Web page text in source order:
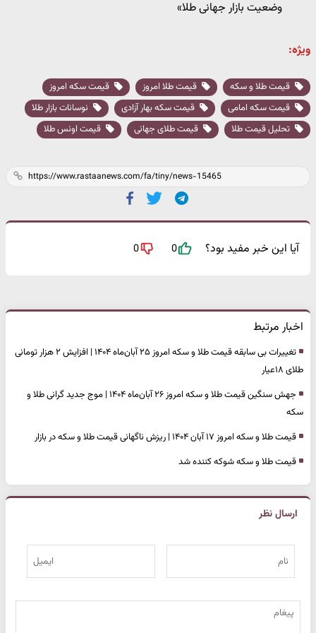
وضعیت بازار جهانی طلا»
ویژه:
قیمت طلا و سکه قیمت طلا امروز
قیمت سکه امروز
قیمت سکه امامی
قیمت سکه بهار آزادی
نوسانات بازار طلا
تحلیل قیمت طلا
قیمت طلای جهانی قیمت اونس طلا
آیا این خبر مفید بود؟ 0
0
اخبار مرتبط
تغییرات بی سابقه قیمت طلا و سکه امروز ۲۵ آبان‌ماه ۱۴۰۴ | افزایش ۲ هزار تومانی
طلای ۱۸عیار
جهش سنگین قیمت طلا و سکه امروز ۲۶ آبان‌ماه ۱۴۰۴ | موج جدید گرانی طلا و
سکه
قیمت طلا و سکه امروز ۱۷ آبان ۱۴۰۴ | ریزش ناگهانی قیمت طلا و سکه در بازار
قیمت طلا و سکه شوکه کننده شد
ارسال نظر